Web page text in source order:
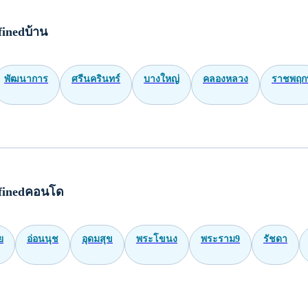
บ้าน
พัฒนาการ ศรีนครินทร์ บางใหญ่ คลองหลวง ราชพฤ
คอนโด
อ่อนนุช อุดมสุข พระโขนง พระราม9 รัชดา